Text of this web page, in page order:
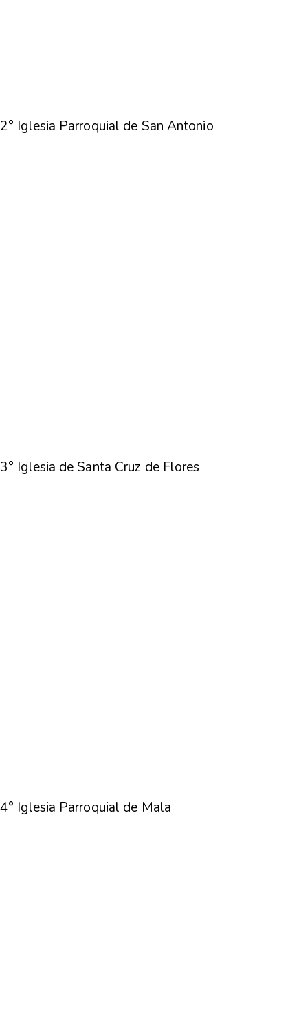
2° Iglesia Parroquial de San Antonio
3° Iglesia de Santa Cruz de Flores
4° Iglesia Parroquial de Mala